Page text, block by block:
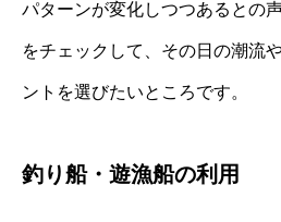
パターンが変化しつつあるとの
をチェックして、その日の潮流
ントを選びたいところです。
釣り船・遊漁船の利用